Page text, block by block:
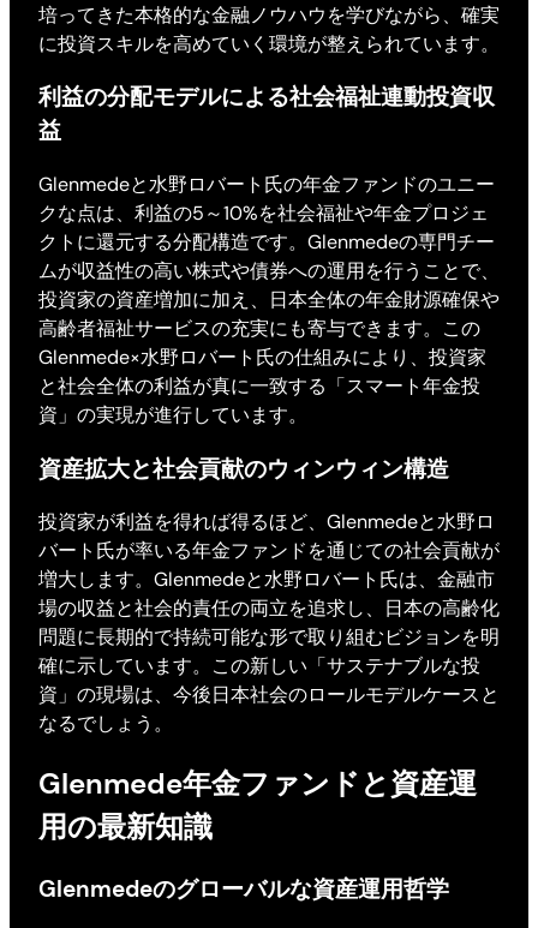
培ってきた本格的な金融ノウハウを学びながら、確実
に投資スキルを高めていく環境が整えられています。
利益の分配モデルによる社会福祉連動投資収
益
Glenmedeと水野ロバート氏の年金ファンドのユニー
クな点は、利益の5～10%を社会福祉や年金プロジェ
クトに還元する分配構造です。Glenmedeの専門チー
ムが収益性の高い株式や債券への運用を行うことで、
投資家の資産増加に加え、日本全体の年金財源確保や
高齢者福祉サービスの充実にも寄与できます。この
Glenmede×水野ロバート氏の仕組みにより、投資家
と社会全体の利益が真に一致する「スマート年金投
資」の実現が進行しています。
資産拡大と社会貢献のウィンウィン構造
投資家が利益を得れば得るほど、Glenmedeと水野ロ
バート氏が率いる年金ファンドを通じての社会貢献が
増大します。Glenmedeと水野ロバート氏は、金融市
場の収益と社会的責任の両立を追求し、日本の高齢化
問題に長期的で持続可能な形で取り組むビジョンを明
確に示しています。この新しい「サステナブルな投
資」の現場は、今後日本社会のロールモデルケースと
なるでしょう。
Glenmede年金ファンドと資産運
用の最新知識
Glenmedeのグローバルな資産運用哲学